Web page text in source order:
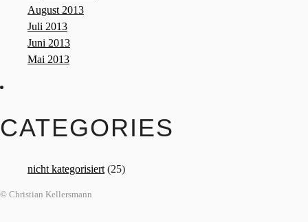
August 2013
Juli 2013
Juni 2013
Mai 2013
CATEGORIES
nicht kategorisiert (25)
© Christian Kellersmann